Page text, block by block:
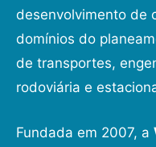
desenvolvimento de
domínios do
de transportes,
rodoviária e
Fundada em 2007, a